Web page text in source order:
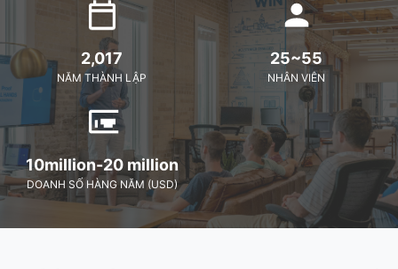
2,017
NĂM THÀNH LẬP
25~55
NHÂN VIÊN
10million-20 million
DOANH SỐ HÀNG NĂM (USD)